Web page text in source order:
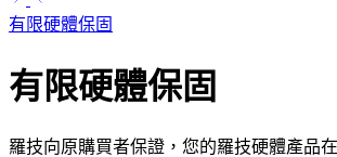
有限硬體保固
有限硬體保固
羅技向原購買者保證，您的羅技硬體產品